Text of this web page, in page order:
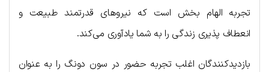
تجربه الهام بخش است که نیروهای قدرتمند طبیعت و
انعطاف پذیری زندگی را به شما یادآوری می‌کند.
بازدیدکنندگان اغلب تجربه حضور در سون دونگ را به عنوان